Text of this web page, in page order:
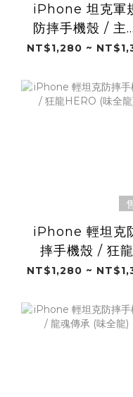
iPhone 坦克軍
防摔手機殼 / 主場
球衣 (味全龍)
iPhone 輕坦克
摔手機殼 / 狂龍
HERO (味全龍